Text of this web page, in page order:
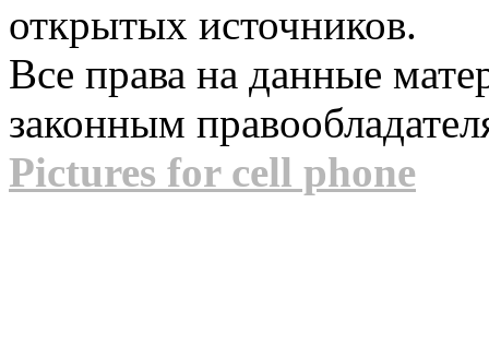
открытых источников.
Все права на данные
законным
Pictures for cell phone